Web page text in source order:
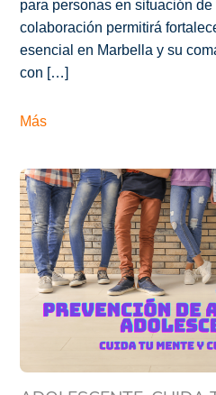
para personas en situación
colaboración permitirá
esencial en Marbella y su
con […]
Más